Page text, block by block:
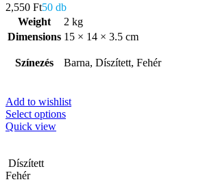
2,550 Ft50 db
Weight
2 kg
Dimensions 15 × 14 × 3.5 cm
Színezés Barna, Díszített, Fehér
Add to wishlist
Select options
Quick view
Díszített
Fehér